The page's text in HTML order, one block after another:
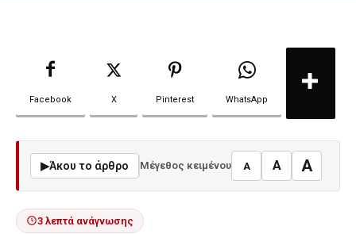
Facebook X Pinterest WhatsApp
▶Άκου το άρθρο Μέγεθος κειμένου A A A
3 λεπτά ανάγνωσης